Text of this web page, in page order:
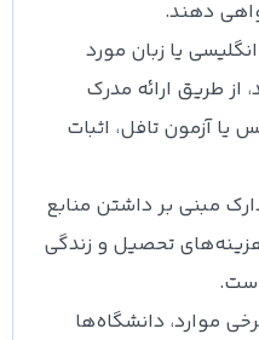
دهند.
یا زبان مورد
طریق ارائه مدرک
یا آزمون تافل، اثبات
مبنی بر داشتن منابع
تحصیل و زندگی
موارد، دانشگاه‌ها